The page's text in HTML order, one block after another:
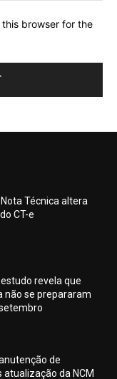
browser for the
Técnica altera
CT-e
revela que
não se prepararam
de
da NCM